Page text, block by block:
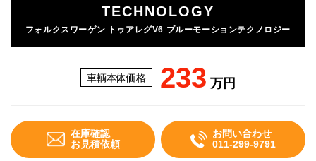
TECHNOLOGY
フォルクスワーゲン トゥアレグV6 ブルーモーションテクノロジー
車輌本体価格 233 万円
在庫確認
お見積依頼
お問い合わせ
011-299-9791